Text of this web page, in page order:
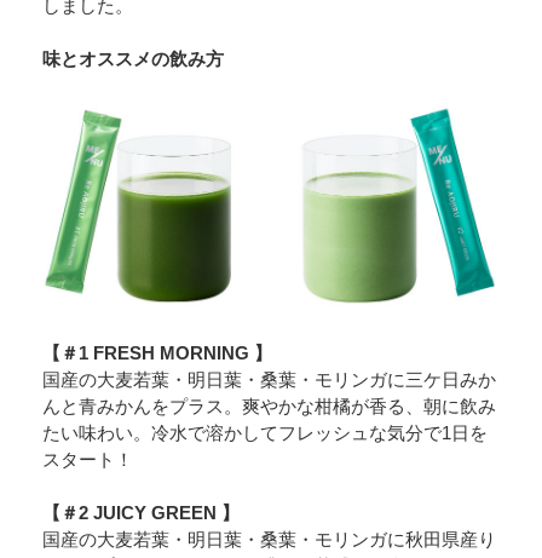
しました。
味とオススメの飲み方
【＃1 FRESH MORNING 】
国産の大麦若葉・明日葉・桑葉・モリンガに三ケ日みか
んと青みかんをプラス。爽やかな柑橘が香る、朝に飲み
たい味わい。冷水で溶かしてフレッシュな気分で1日を
スタート！
【＃2 JUICY GREEN 】
国産の大麦若葉・明日葉・桑葉・モリンガに秋田県産り